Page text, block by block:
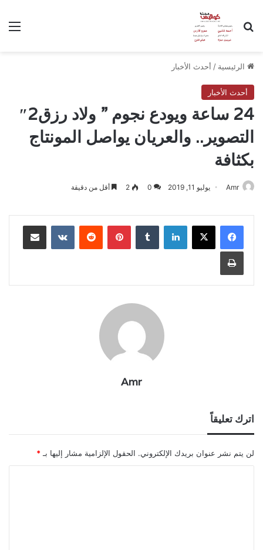
بحث عن
الرئيسية / أحدث الأخبار
أحدث الأخبار
24 ساعة ويودع نجوم ” ولاد رزق2″
التصوير.. والعريان يواصل المونتاج
بكثافة
Amr يوليو 11, 2019 0
2 أقل من دقيقة
لينكدإن بينتيريست مشاركة عبر البريد
طباعة
Amr
اترك تعليقاً
لن يتم نشر عنوان بريدك الإلكتروني. الحقول الإلزامية مشار إليها بـ *